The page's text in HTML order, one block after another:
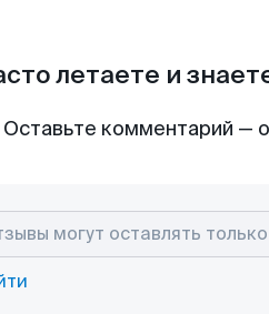
летаете и
Оставьте комментарий —